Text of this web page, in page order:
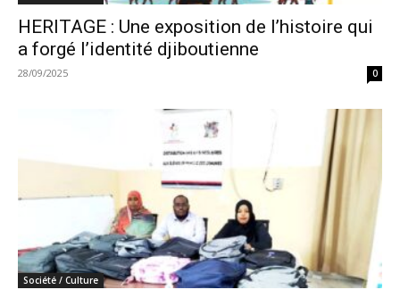
HERITAGE : Une exposition de l’histoire qui
a forgé l’identité djiboutienne
28/09/2025 0
Société / Culture